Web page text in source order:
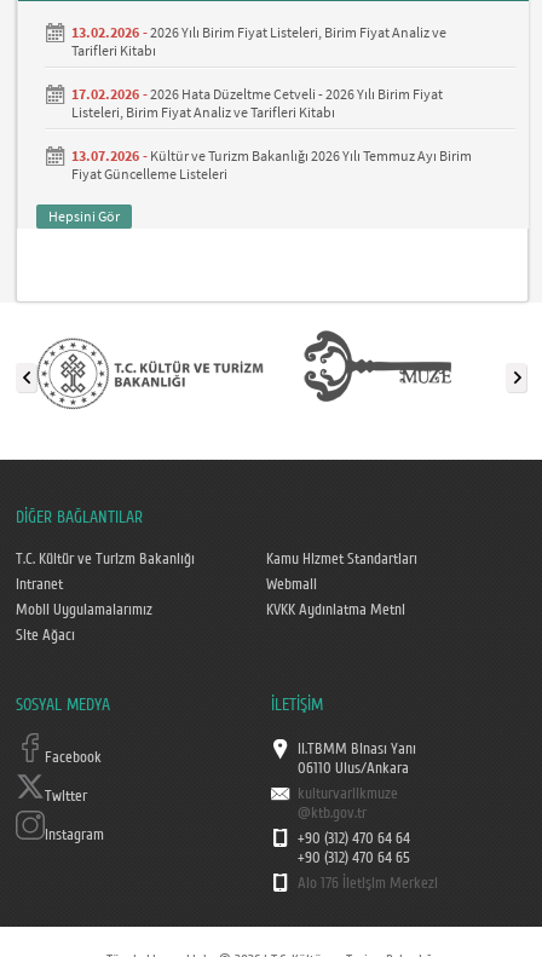
13.02.2026 -2026 Yılı Birim Fiyat Listeleri, Birim Fiyat Analiz ve
Tarifleri Kitabı
17.02.2026 -2026 Hata Düzeltme Cetveli - 2026 Yılı Birim Fiyat
Listeleri, Birim Fiyat Analiz ve Tarifleri Kitabı
13.07.2026 - Kültür ve Turizm Bakanlığı 2026 Yılı Temmuz Ayı Birim
Fiyat Güncelleme Listeleri
Hepsini Gör
DİĞER BAĞLANTILAR
T.C. Kültür ve Turizm Bakanlığı
Kamu Hizmet Standartları
Intranet
Webmail
Mobil Uygulamalarımız
KVKK Aydınlatma Metni
Site Ağacı
SOSYAL MEDYA
Facebook
Twitter
Instagram
İLETİŞİM
II.TBMM Binası Yanı
06110 Ulus/Ankara
kulturvarlikmuze
@ktb.gov.tr
+90 (312) 470 64 64
+90 (312) 470 64 65
Alo 176 İletişim Merkezi